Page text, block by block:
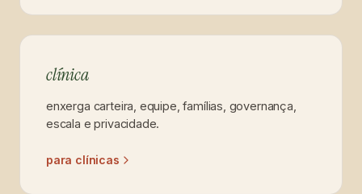
clínica
enxerga carteira, equipe, famílias, governança,
escala e privacidade.
para clínicas